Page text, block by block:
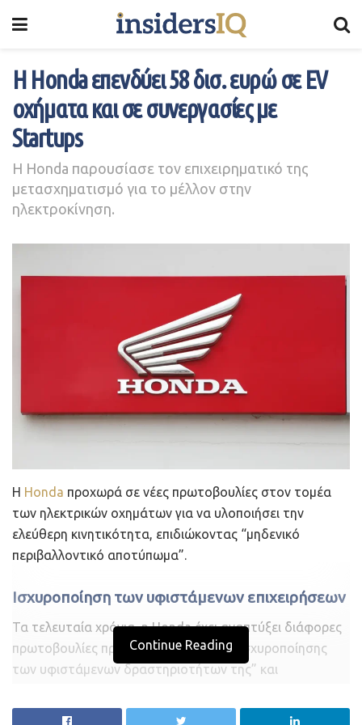
Η Honda επενδύει 58 δισ. ευρώ σε EV
οχήματα και σε συνεργασίες με
Startups
Η Honda παρουσίασε τον επιχειρηματικό της
μετασχηματισμό για το μέλλον στην
ηλεκτροκίνηση.
Η Honda προχωρά σε νέες πρωτοβουλίες στον τομέα
των ηλεκτρικών οχημάτων για να υλοποιήσει την
ελεύθερη κινητικότητα, επιδιώκοντας “μηδενικό
περιβαλλοντικό αποτύπωμα”.
Ισχυροποίηση των υφιστάμενων επιχειρήσεων
Τα τελευταία χρόνια, η Honda έχει αναπτύξει διάφορες
πρωτοβουλίες προς την κατεύθυνση “ισχυροποίησης
των υφιστάμενων δραστηριοτήτων της” και
αυτές έχουν αρχίσει να δείχνουν θετικά αποτελέσματα
Continue Reading